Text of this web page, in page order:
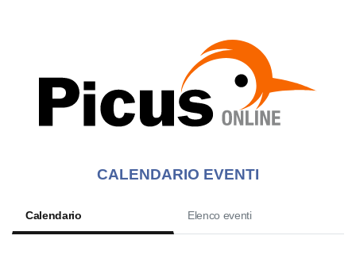
CALENDARIO EVENTI
Calendario Elenco eventi